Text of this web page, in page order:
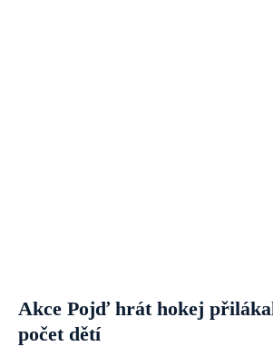
Akce Pojď hrát hokej
počet dětí